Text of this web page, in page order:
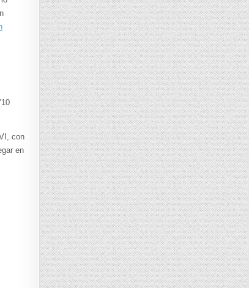
con
en